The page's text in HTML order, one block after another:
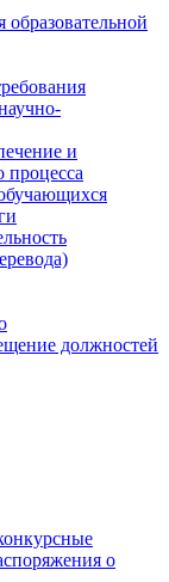
и
процесса
должностей
о